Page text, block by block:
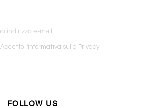
Accetto l'informativa sulla Privacy
FOLLOW US